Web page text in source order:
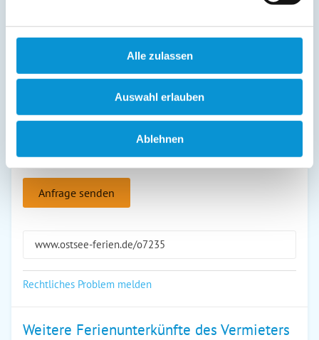
Alle zulassen
Auswahl erlauben
Ablehnen
Kontakt und Anfrage
0381 - 76912687
Telefax: 0381 - 4405525
Anfrage senden
www.ostsee-ferien.de/o7235
Rechtliches Problem melden
Weitere Ferienunterkünfte des Vermieters